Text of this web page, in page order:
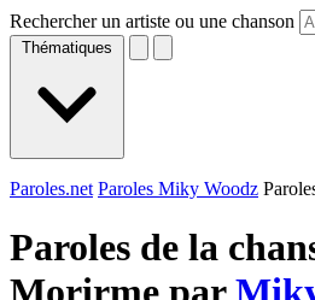
Rechercher un artiste ou une chanson
Thématiques
Paroles.net Paroles Miky Woodz
Paroles de la